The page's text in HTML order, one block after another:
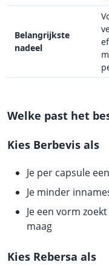
Belangrijkste
nadeel
Welke past het
Kies Berbevis als
Je per capsule
Je minder
Je een vorm
maag
Kies Rebersa als